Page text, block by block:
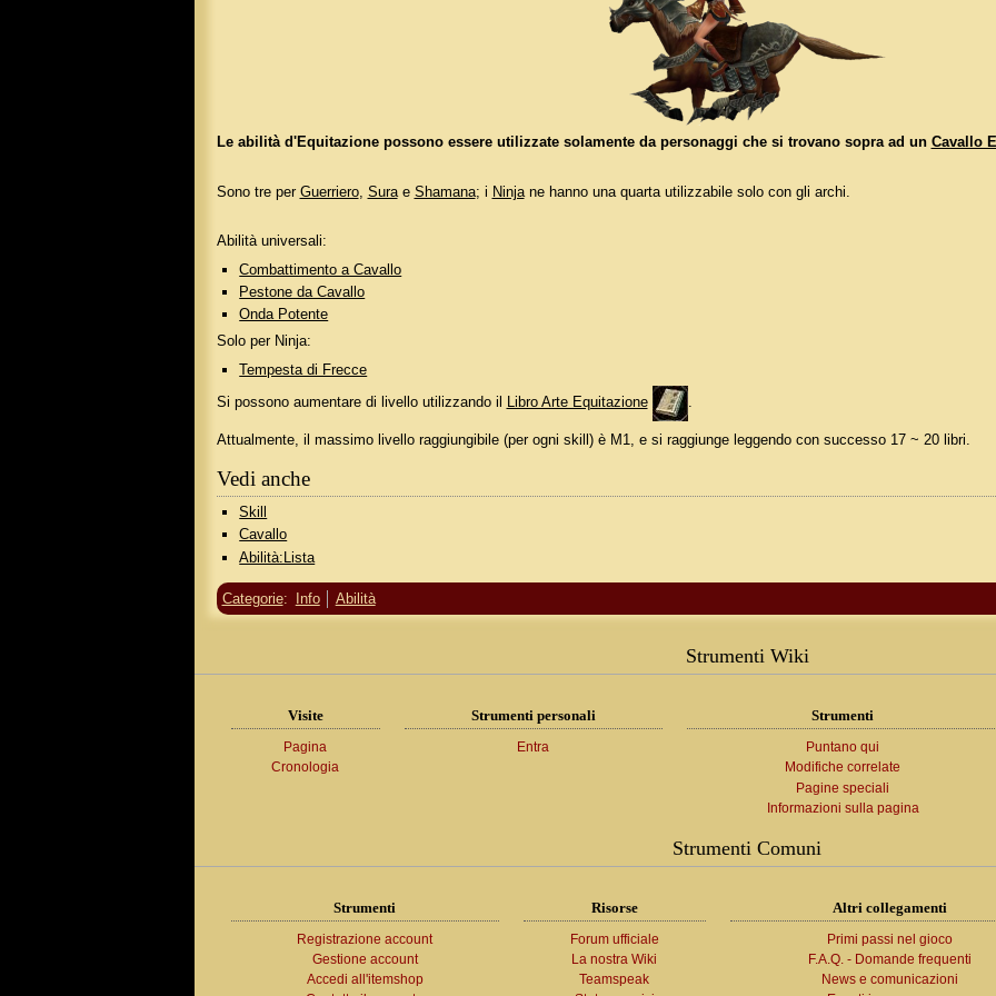
Le abilità d'Equitazione possono essere utilizzate solamente da personaggi che si trovano sopra ad un Cavallo
Sono tre per Guerriero, Surae Shamana; i Ninjane hanno una quarta utilizzabile solo con gli archi.
Abilità universali:
Combattimento a Cavallo
Pestone da Cavallo
Onda Potente
Solo per Ninja:
Tempesta di Frecce
Si possono aumentare di livello utilizzando il
Libro Arte Equitazione .
Attualmente, il massimo livello raggiungibile (per ogni skill) è M1, e si raggiunge leggendo con successo 17 ~ 20 libri.
Vedi anche
Skill
Cavallo
Abilità:Lista
Categorie: Info Abilità
Strumenti Wiki
Visite
Pagina
Cronologia
Strumenti personali
Entra
Strumenti
Puntano qui
Modifiche correlate
Pagine speciali
Informazioni sulla pagina
Strumenti Comuni
Strumenti
Registrazione account
Gestione account
Accedi all'itemshop
Risorse
Forum ufficiale
La nostra Wiki
Teamspeak
Altri collegamenti
Primi passi nel gioco
F.A.Q. - Domande frequenti
News e comunicazioni